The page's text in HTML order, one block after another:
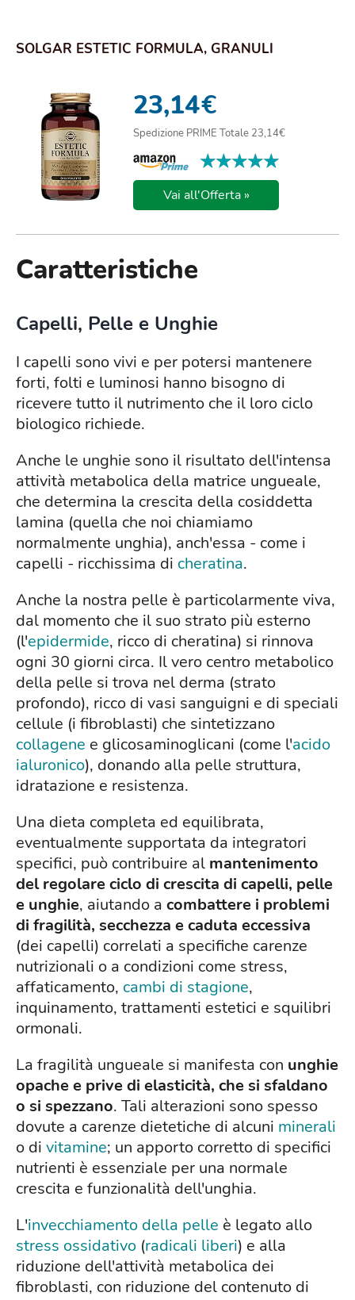
SOLGAR ESTETIC FORMULA, GRANULI
23,14€
Spedizione PRIME Totale 23,14€
★★★★★
★★★★★
Vai all'Offerta »
Caratteristiche
Capelli, Pelle e Unghie
I capelli sono vivi e per potersi mantenere
forti, folti e luminosi hanno bisogno di
ricevere tutto il nutrimento che il loro ciclo
biologico richiede.
Anche le unghie sono il risultato dell'intensa
attività metabolica della matrice ungueale,
che determina la crescita della cosiddetta
lamina (quella che noi chiamiamo
normalmente unghia), anch'essa - come i
capelli - ricchissima di cheratina.
Anche la nostra pelle è particolarmente viva,
dal momento che il suo strato più esterno
(l'epidermide, ricco di cheratina) si rinnova
ogni 30 giorni circa. Il vero centro metabolico
della pelle si trova nel derma (strato
profondo), ricco di vasi sanguigni e di speciali
cellule (i fibroblasti) che sintetizzano
collagene e glicosaminoglicani (come l'acido
ialuronico), donando alla pelle struttura,
idratazione e resistenza.
Una dieta completa ed equilibrata,
eventualmente supportata da integratori
specifici, può contribuire al mantenimento
del regolare ciclo di crescita di capelli, pelle
e unghie, aiutando a combattere i problemi
di fragilità, secchezza e caduta eccessiva
(dei capelli) correlati a specifiche carenze
nutrizionali o a condizioni come stress,
affaticamento, cambi di stagione,
inquinamento, trattamenti estetici e squilibri
ormonali.
La fragilità ungueale si manifesta con unghie
opache e prive di elasticità, che si sfaldano
o si spezzano. Tali alterazioni sono spesso
dovute a carenze dietetiche di alcuni minerali
o di vitamine; un apporto corretto di specifici
nutrienti è essenziale per una normale
crescita e funzionalità dell'unghia.
L'invecchiamento della pelle è legato allo
stress ossidativo (radicali liberi) e alla
riduzione dell'attività metabolica dei
fibroblasti, con riduzione del contenuto di